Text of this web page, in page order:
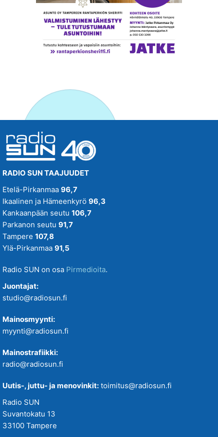
RADIO SUN TAAJUUDET
Etelä-Pirkanmaa 96,7
Ikaalinen ja Hämeenkyrö 96,3
Kankaanpään seutu 106,7
Parkanon seutu 91,7
Tampere 107,8
Ylä-Pirkanmaa 91,5
Radio SUN on osa Pirmedioita.
Juontajat:
studio@radiosun.fi
Mainosmyynti:
myynti@radiosun.fi
Mainostrafiikki:
radio@radiosun.fi
Uutis-, juttu- ja menovinkit: toimitus@radiosun.fi
Radio SUN
Suvantokatu 13
33100 Tampere